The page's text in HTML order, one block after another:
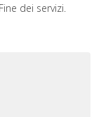
dei servizi.